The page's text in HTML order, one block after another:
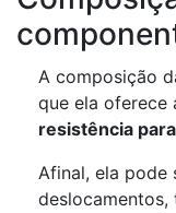
A composição
que ela oferece
resistência
Afinal, ela pode
deslocamentos,